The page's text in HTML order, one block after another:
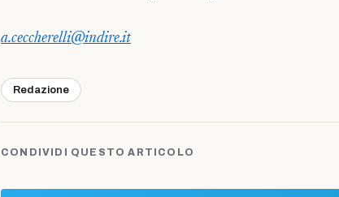
a.ceccherelli@indire.it
Redazione
CONDIVIDI QUESTO ARTICOLO